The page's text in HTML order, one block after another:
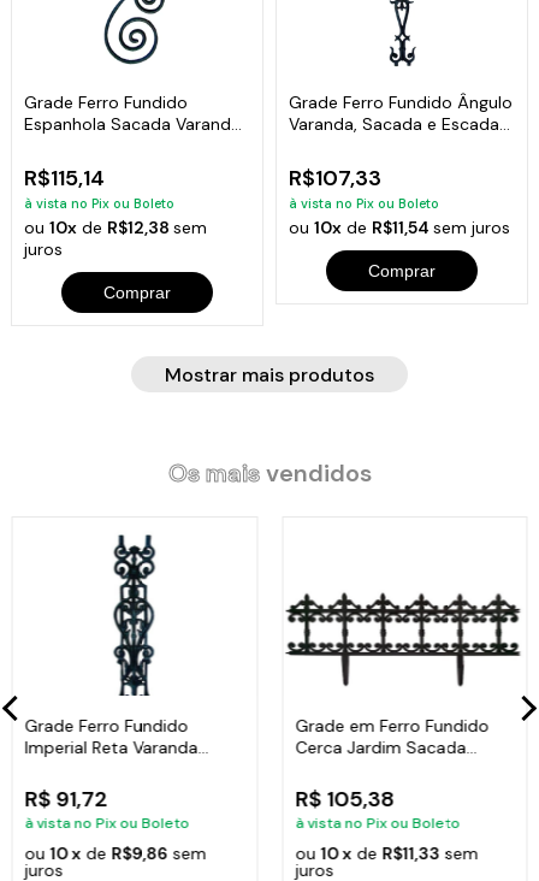
Grade Ferro Fundido
Espanhola Sacada Varanda
R$115,14
à vista no Pix ou Boleto
ou10x de R$12,38sem
juros
Comprar
Grade Ferro Fundido Ângulo
Varanda, Sacada e Escadas
R$107,33
à vista no Pix ou Boleto
ou 10xde R$11,54 sem juros
Comprar
Mostrar mais produtos
Os maisvendidos
Grade Ferro Fundido
Imperial Reta Varanda
R$ 91,72
à vista no Pix ou Boleto
ou10 x de R$9,86 sem
juros
Grade em Ferro Fundido
Cerca Jardim Sacada
R$ 105,38
à vista no Pix ou Boleto
ou 10 x de R$11,33 sem
juros